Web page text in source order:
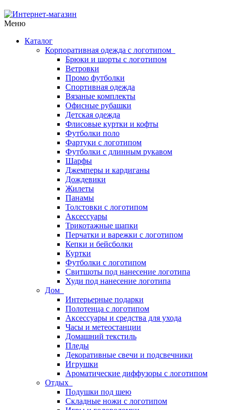
Меню
Каталог
Корпоративная одежда с логотипом
Брюки и шорты с логотипом
Ветровки
Промо футболки
Спортивная одежда
Вязаные комплекты
Офисные рубашки
Детская одежда
Флисовые куртки и кофты
Футболки поло
Фартуки с логотипом
Футболки с длинным рукавом
Шарфы
Джемперы и кардиганы
Дождевики
Жилеты
Панамы
Толстовки с логотипом
Аксессуары
Трикотажные шапки
Перчатки и варежки с логотипом
Кепки и бейсболки
Куртки
Футболки с логотипом
Свитшоты под нанесение логотипа
Худи под нанесение логотипа
Дом
Интерьерные подарки
Полотенца с логотипом
Аксессуары и средства для ухода
Часы и метеостанции
Домашний текстиль
Пледы
Декоративные свечи и подсвечники
Игрушки
Ароматические диффузоры с логотипом
Отдых
Подушки под шею
Складные ножи с логотипом